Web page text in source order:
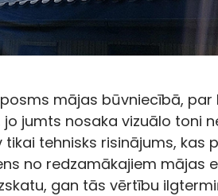
mājas būvniecībā,
jumts nosaka vizuālo toni
tehnisks risinājums, kas
no redzamākajiem mājas
gan tās vērtību